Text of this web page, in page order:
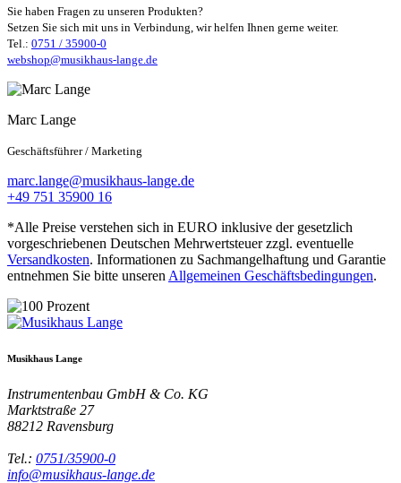
Sie haben Fragen zu unseren Produkten?
Setzen Sie sich mit uns in Verbindung, wir helfen Ihnen gerne weiter.
Tel.: 0751 / 35900-0
webshop@musikhaus-lange.de
Marc Lange
Geschäftsführer / Marketing
marc.lange@musikhaus-lange.de
+49 751 35900 16
*Alle Preise verstehen sich in EURO inklusive der gesetzlich
vorgeschriebenen Deutschen Mehrwertsteuer zzgl. eventuelle
Versandkosten. Informationen zu Sachmangelhaftung und Garantie
entnehmen Sie bitte unseren Allgemeinen Geschäftsbedingungen.
Musikhaus Lange
Instrumentenbau GmbH & Co. KG
Marktstraße 27
88212 Ravensburg
Tel.: 0751/35900-0
info@musikhaus-lange.de